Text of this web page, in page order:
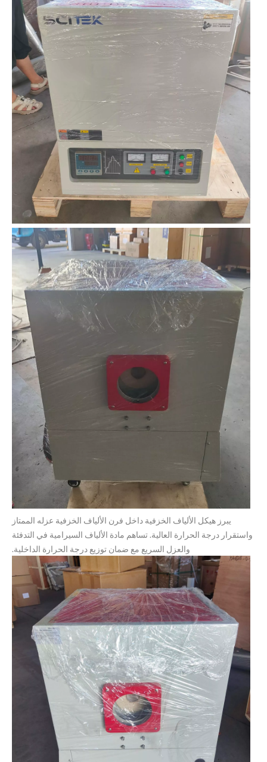
يبرز هيكل الألياف الخزفية داخل فرن الألياف الخزفية عزله الممتاز
واستقرار درجة الحرارة العالية. تساهم مادة الألياف السيرامية في التدفئة
والعزل السريع مع ضمان توزيع درجة الحرارة الداخلية.